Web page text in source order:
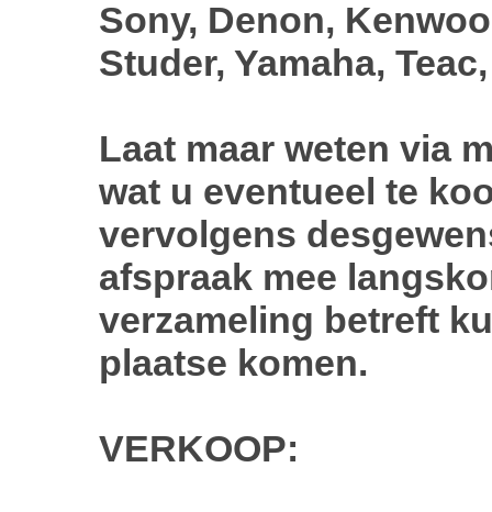
Sony, Denon,
Studer, Yamaha,
Laat maar weten via
wat u eventueel te
vervolgens
afspraak mee
verzameling betreft
plaatse komen.
VERKOOP: